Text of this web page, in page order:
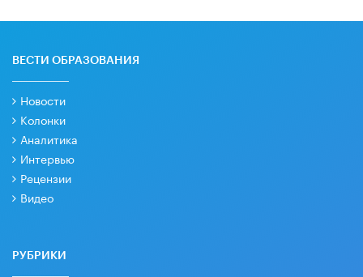
ВЕСТИ ОБРАЗОВАНИЯ
Новости
Колонки
Аналитика
Интервью
Рецензии
Видео
РУБРИКИ